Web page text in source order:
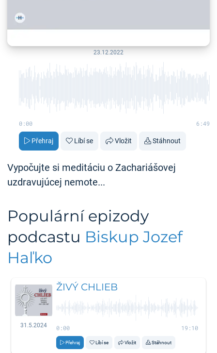
23.12.2022
0:00 6:49
Přehraj Líbí se Vložit Stáhnout
Vypočujte si meditáciu o Zachariášovej
uzdravujúcej nemote...
Populární epizody
podcastu Biskup Jozef
Haľko
31.5.2024
ŽIVÝ CHLIEB
0:00 19:10
Přehraj Líbí se Vložit Stáhnout